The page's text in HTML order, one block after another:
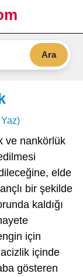
Ara
ve nankörlük
elde
bir şekilde
kaldığı
için
içinde
gösteren